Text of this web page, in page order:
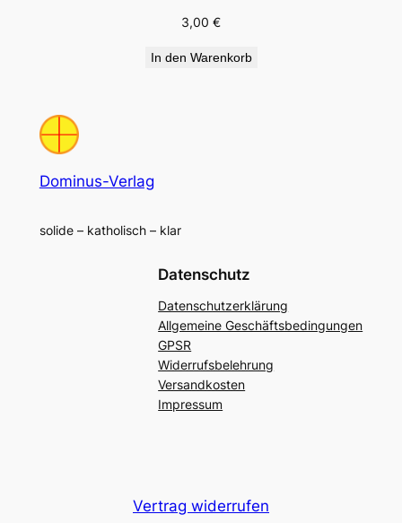
3,00 €
In den Warenkorb
Dominus-Verlag
solide – katholisch – klar
Datenschutz
Datenschutzerklärung
Allgemeine Geschäftsbedingungen
GPSR
Widerrufsbelehrung
Versandkosten
Impressum
Vertrag widerrufen